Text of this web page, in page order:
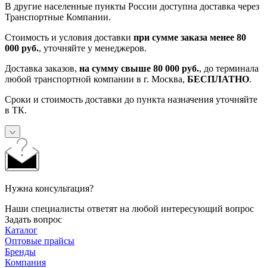
В другие населенные пункты России доступна доставка через
Транспортные Компании.
Стоимость и условия доставки при сумме заказа менее 80
000 руб., уточняйте у менеджеров.
Доставка заказов, на сумму свыше 80 000 руб., до терминала
любой транспортной компании в г. Москва, БЕСПЛАТНО.
Сроки и стоимость доставки до пункта назначения уточняйте
в ТК.
Нужна консультация?
Наши специалисты ответят на любой интересующий вопрос
Задать вопрос
Каталог
Оптовые прайсы
Бренды
Компания